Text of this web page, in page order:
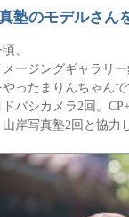
塾のモデルさん
、
メージングギャラリ
ったまりんちゃん
バシカメラ2回。
山岸写真塾2回と協力